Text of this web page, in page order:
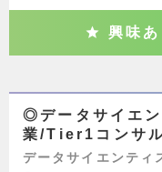
興味あ
◎データサイエ
業/Tier1コンサ
データサイエンティ